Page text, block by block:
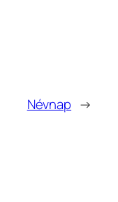
Névnap →